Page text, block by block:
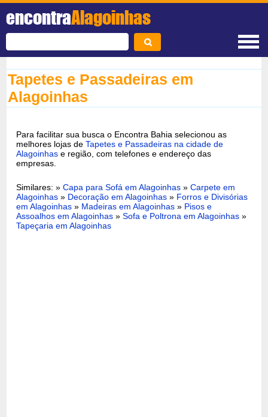
encontraAlagoinhas
Tapetes e Passadeiras em
Alagoinhas
Para facilitar sua busca o Encontra Bahia selecionou as
melhores lojas deTapetes e Passadeiras na cidade de
Alagoinhas e região, com telefones e endereço das
empresas.
Similares: »Capa para Sofá em Alagoinhas »Carpete em
Alagoinhas » Decoração em Alagoinhas » Forros e Divisórias
em Alagoinhas » Madeiras em Alagoinhas » Pisos e
Assoalhos em Alagoinhas »Sofa e Poltrona em Alagoinhas »
Tapeçaria em Alagoinhas